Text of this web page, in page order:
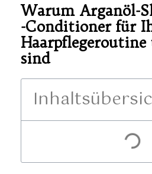
Warum Arganöl-
-Conditioner für
Haarpflegeroutine
sind